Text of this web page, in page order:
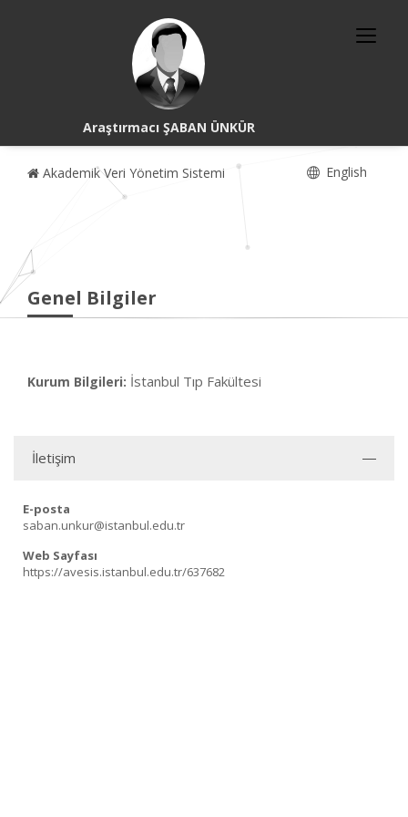
Araştırmacı ŞABAN ÜNKÜR
Akademik Veri Yönetim Sistemi English
Genel Bilgiler
Kurum Bilgileri: İstanbul Tıp Fakültesi
İletişim
E-posta
saban.unkur@istanbul.edu.tr
Web Sayfası
https://avesis.istanbul.edu.tr/637682